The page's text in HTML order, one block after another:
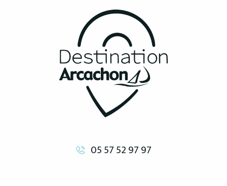
05 57 52 97 97